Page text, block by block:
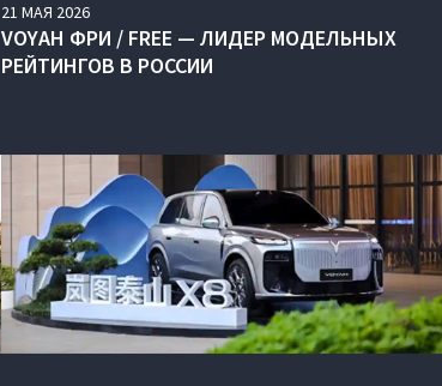
21 МАЯ 2026
VOYAH ФРИ / FREE — ЛИДЕР МОДЕЛЬНЫХ
РЕЙТИНГОВ В РОССИИ